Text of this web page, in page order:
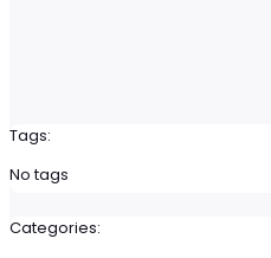
Tags:
No tags
Categories: